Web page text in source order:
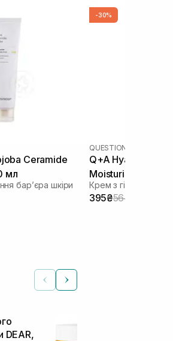
Ceramide
мл
барʼєра шкіри
-30%
QUESTION AND
Q+A Hyaluronic
Moisturiser 75 мл
Крем з
395₴564₴
DEAR,